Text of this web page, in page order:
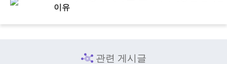
이유
관련 게시글